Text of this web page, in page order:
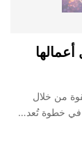
من خلال
في خطوة تُعد…